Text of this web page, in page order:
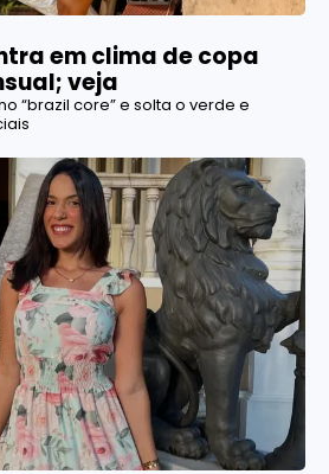
em clima de copa
veja
“brazil core” e solta o verde e